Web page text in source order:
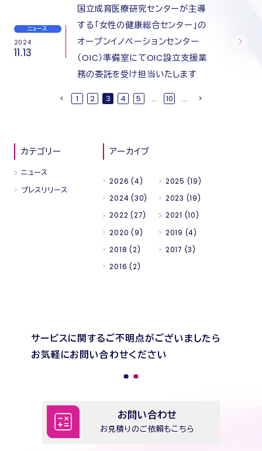
ニュース
2024
11.13
国立成育医療研究センターが主導
する「女性の健康総合センター」の
オープンイノベーションセンター
（OIC）準備室にてOIC設立支援業
務の委託を受け担当いたします
< 1 2 3 4 5 ... 10 ... >
カテゴリー
ニュース
プレスリリース
アーカイブ
2026 (4) 2025 (19)
2024 (30) 2023 (19)
2022 (27) 2021 (10)
2020 (9) 2019 (4)
2018 (2) 2017 (3)
2016 (2)
サービスに関するご不明点がございましたら
お気軽にお問い合わせください
お問い合わせ
お見積りのご依頼もこちら